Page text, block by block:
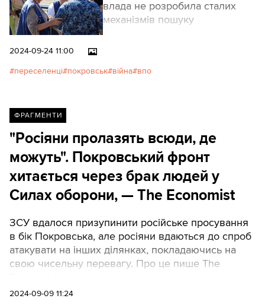
влада не розробила сталих
механізмів пошуку
це, по суті, все, на що можуть у
фронту. Поодинокі винятки
лише підтверджують загальну
практику. Ми поїхали до
Львова та Рівного і
поспілкувалися з щойно
Покровська.
2024-09-24 11:00
переселенці покровськ війна впо
ФРАГМЕНТИ
"Росіяни пролазять всюди, де
можуть". Покровський фронт
хитається через брак людей у
Силах оборони, — The Economist
ЗСУ вдалося призупинити російське просування
в бік Покровська, але росіяни вдаються до спроб
атакувати на інших ділянках, покладаючись на
свою чисельну перевагу. Про це пише The
2024-09-09 11:24